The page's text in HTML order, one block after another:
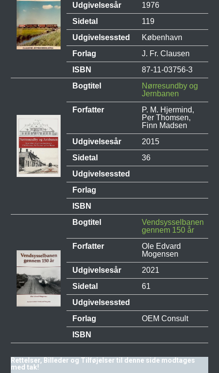
Udgivelsesår
1976
Sidetal
119
Udgivelsessted
København
Forlag
J. Fr. Clausen
ISBN
87-11-03756-3
Bogtitel
Nørresundby og
Jernbanen
Forfatter
P. M. Hjermind,
Per Thomsen,
Finn Madsen
Udgivelsesår
2015
Sidetal
36
Udgivelsessted
Forlag
ISBN
Bogtitel
Vendsysselbanen
gennem 150 år
Forfatter
Ole Edvard
Mogensen
Udgivelsesår
2021
Sidetal
61
Udgivelsessted
Forlag
OEM Consult
ISBN
Rettelser, Billeder og Tilføjelser til denne side modtages
med tak!